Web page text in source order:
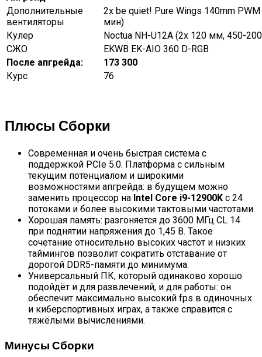
Дополнительные
вентиляторы
2x be quiet! Pure Wings 140mm
мин)
Кулер
Noctua NH-U12A (2x 120 мм, 450-
СЖО
EKWB EK-AIO 360 D-RGB
После апгрейда:
173 300
Курс
76
Плюсы Сборки
Современная и очень быстрая система с
поддержкой PCIe 5.0. Платформа с сильным
текущим потенциалом и широкими
возможностями апгрейда: в будущем можно
заменить процессор на Intel Core i9-12900K с 24
потоками и более высокими тактовыми частотами.
Хорошая память: разгоняется до 3600 МГц CL 14
при поднятии напряжения до 1,45 В. Такое
сочетание относительно высоких частот и низких
таймингов позволит сократить отставание от
дорогой DDR5-памяти до минимума.
Универсальный ПК, который одинаково хорошо
подойдёт и для развлечений, и для работы: он
обеспечит максимально высокий fps в одиночных
и киберспортивных играх, а также справится с
тяжёлыми вычислениями.
Минусы Сборки